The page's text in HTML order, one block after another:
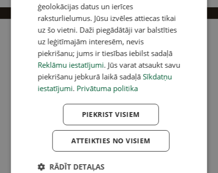
Reklāma
ģeolokācijas datus un ierīces
raksturlielumus. Jūsu izvēles attiecas tikai
uz šo vietni. Daži piegādātāji var balstīties
uz leģitīmajām interesēm, nevis
piekrišanu; jums ir tiesības iebilst sadaļā
Reklāmu iestatījumi. Jūs varat atsaukt savu
piekrišanu jebkurā laikā sadaļā Sīkdatņu
iestatījumi. Privātuma politika
PIEKRIST VISIEM
ATTEIKTIES NO VISIEM
RĀDĪT DETAĻAS